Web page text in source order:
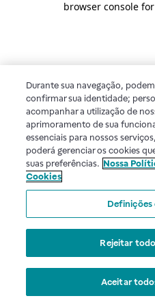
browser console
Durante sua navegação,
confirmar sua identidade;
acompanhar a utilização de
aprimoramento de sua
essenciais para nossos
poderá gerenciar os cookies
suas preferências. Nossa
Cookies
Definições
Rejeitar
Aceitar